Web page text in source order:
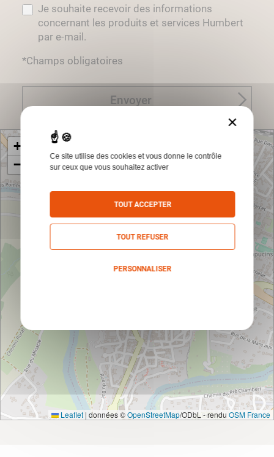
Je souhaite recevoir des informations
concernant les produits et services Humbert
par e-mail.
*Champs obligatoires
Envoyer
+
−
Leaflet | données ©OpenStreetMap/ODbL - rendu OSM France
×
Ce site utilise des cookies et vous donne le contrôle
sur ceux que vous souhaitez activer
TOUT ACCEPTER
TOUT REFUSER
PERSONNALISER